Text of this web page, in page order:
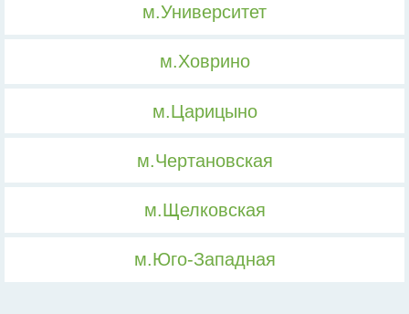
м.Университет
м.Ховрино
м.Царицыно
м.Чертановская
м.Щелковская
м.Юго-Западная